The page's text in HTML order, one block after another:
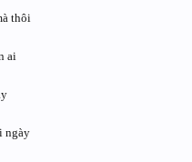
thôi
ai
ngày